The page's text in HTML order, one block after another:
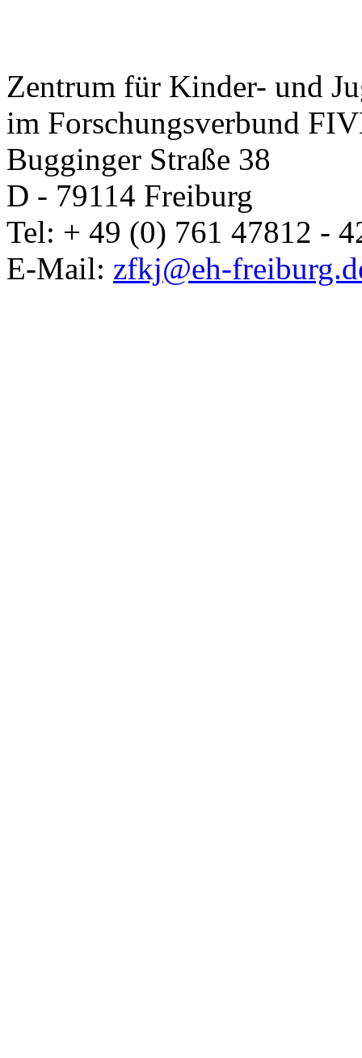
Zentrum für Kinder- und
im Forschungsverbund
Bugginger Straße 38
D - 79114 Freiburg
Tel: + 49 (0) 761 47812 -
E-Mail: zfkj@eh-